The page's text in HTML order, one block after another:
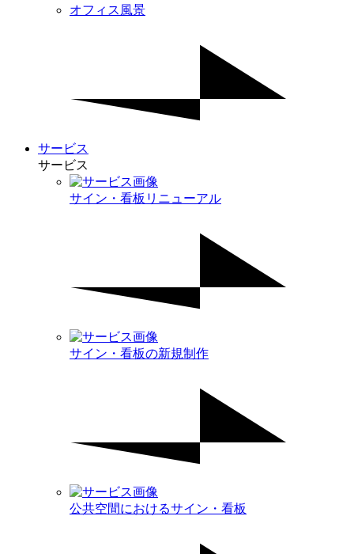
オフィス風景
サービス
サービス
サイン・看板リニューアル
サイン・看板の新規制作
公共空間におけるサイン・看板